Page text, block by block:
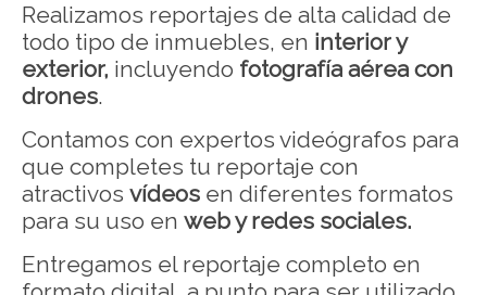
Realizamos reportajes de alta calidad de
todo tipo de inmuebles, en interior y
exterior, incluyendo fotografía aérea con
drones.
Contamos con expertos videógrafos para
que completes tu reportaje con
atractivos vídeos en diferentes formatos
para su uso en web y redes sociales.
Entregamos el reportaje completo en